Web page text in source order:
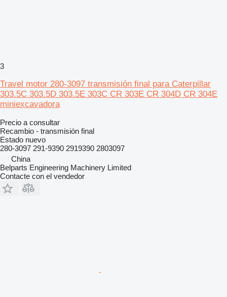
3
Travel motor 280-3097 transmisión final para Caterpillar
303.5C 303.5D 303.5E 303C CR 303E CR 304D CR 304E
miniexcavadora
Precio a consultar
Recambio - transmisión final
Estado nuevo
280-3097 291-9390 2919390 2803097
China
Belparts Engineering Machinery Limited
Contacte con el vendedor